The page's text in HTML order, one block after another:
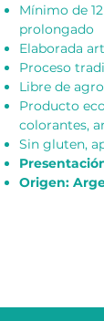
Mínimo de
prolongado
Elaborada
Proceso
Libre de
Producto
colorantes,
Sin gluten,
Origen: